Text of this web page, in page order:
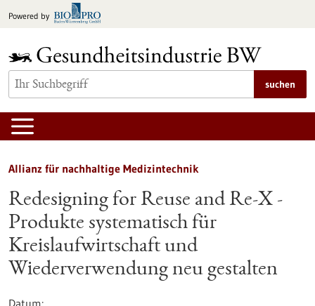
Inhalt
Powered by
suchen
Allianz für nachhaltige Medizintechnik
Redesigning for Reuse and Re-X -
Produkte systematisch für
Kreislaufwirtschaft und
Wiederverwendung neu gestalten
Datum